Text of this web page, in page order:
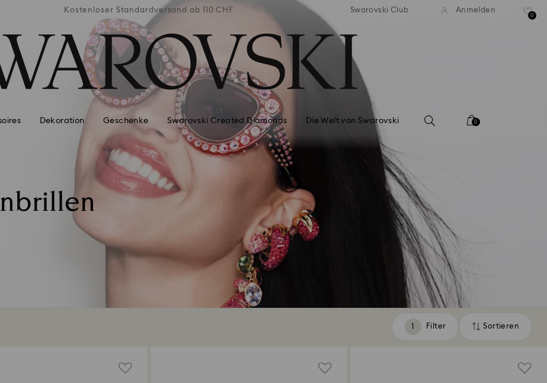
Kostenloser Standardversand ab 110 CHF Kostenloser Standardversand ab 110 CHF Kostenloser Standardversand
Swarovski Club Anmelden
0
Dekoration Geschenke Swarovski Created Diamonds Die Welt von Swarovski 0
Filter
Filter Sortieren
Sortieren